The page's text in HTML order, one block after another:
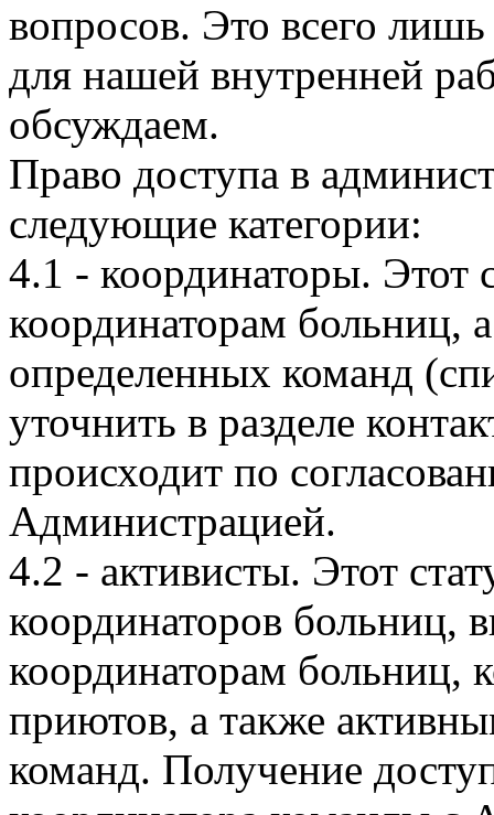
вопросов. Это всего
для нашей внутренней
обсуждаем.
Право доступа в
следующие категории:
4.1 - координаторы. Этот
координаторам больниц,
определенных команд
уточнить в разделе
происходит по
Администрацией.
4.2 - активисты. Этот
координаторов больниц,
координаторам
приютов, а также
команд. Получение